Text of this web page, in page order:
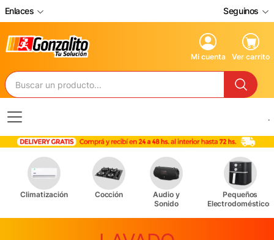
Enlaces Seguinos
Mi cuenta Ver carrito
.
Climatización Cocción
Audio y
Sonido
Pequeños
Electrodomésticos